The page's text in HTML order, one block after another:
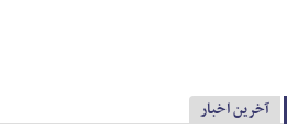
آخرین اخبار